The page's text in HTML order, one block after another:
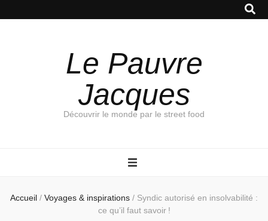
Le Pauvre
Jacques
Découvrir le monde par le street food
Accueil / Voyages & inspirations / Syndic autorisé en insolvabilité :
ce qu’il faut savoir !